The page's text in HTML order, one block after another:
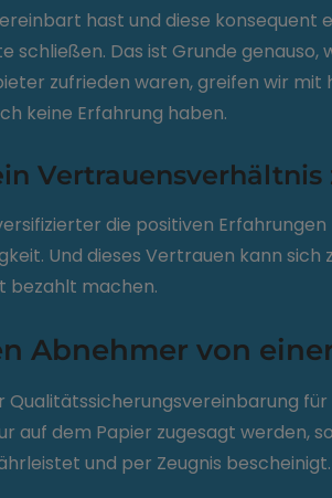
hast und diese
schließen. Das ist Grunde
zufrieden waren, greifen wir mit
keine Erfahrung haben.
die positiven
Und dieses Vertrauen kann
bezahlt machen.
Abnehmer von
Qualitätssicherungsvereinbarung
auf dem Papier zugesagt werden,
und per Zeugnis bescheinigt.